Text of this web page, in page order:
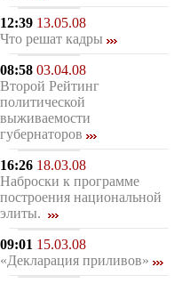
12:39 13.05.08
Что решат кадры
08:58 03.04.08
Второй Рейтинг
политической
выживаемости
губернаторов
16:26 18.03.08
Наброски к программе
построения национальной
элиты.
09:01 15.03.08
«Декларация приливов»